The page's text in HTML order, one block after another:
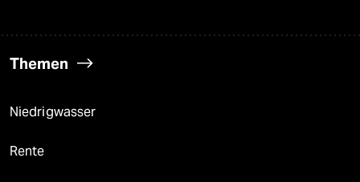
Themen
Niedrigwasser
Rente